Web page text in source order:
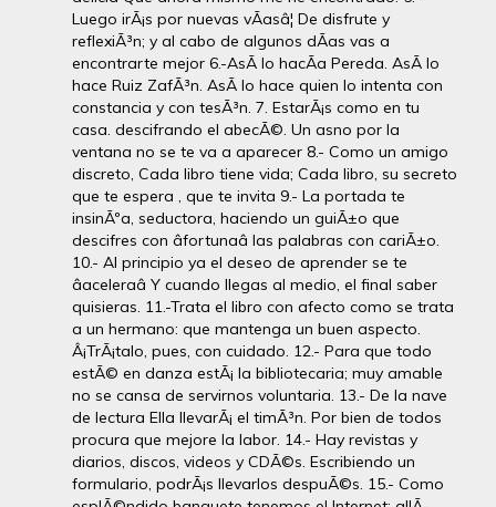
Luego irÃ¡s por nuevas vÃ­asâ¦ De disfrute y
reflexiÃ³n; y al cabo de algunos dÃ­as vas a
encontrarte mejor 6.-AsÃ­ lo hacÃ­a Pereda. AsÃ­ lo
hace Ruiz ZafÃ³n. AsÃ­ lo hace quien lo intenta con
constancia y con tesÃ³n. 7. EstarÃ¡s como en tu
casa. descifrando el abecÃ©. Un asno por la
ventana no se te va a aparecer 8.- Como un amigo
discreto, Cada libro tiene vida; Cada libro, su secreto
que te espera , que te invita 9.- La portada te
insinÃºa, seductora, haciendo un guiÃ±o que
descifres con âfortunaâ las palabras con cariÃ±o.
10.- Al principio ya el deseo de aprender se te
âaceleraâ Y cuando llegas al medio, el final saber
quisieras. 11.-Trata el libro con afecto como se trata
a un hermano: que mantenga un buen aspecto.
Â¡TrÃ¡talo, pues, con cuidado. 12.- Para que todo
estÃ© en danza estÃ¡ la bibliotecaria; muy amable
no se cansa de servirnos voluntaria. 13.- De la nave
de lectura Ella llevarÃ¡ el timÃ³n. Por bien de todos
procura que mejore la labor. 14.- Hay revistas y
diarios, discos, videos y CDÃ©s. Escribiendo un
formulario, podrÃ¡s llevarlos despuÃ©s. 15.- Como